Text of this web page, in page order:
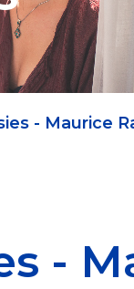
- Maurice
-